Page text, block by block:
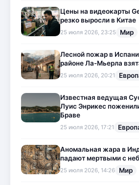
Цены на видеокарты
резко выросли в Китае
25 июля 2026, 23:25 Мир
Лесной пожар в
районе Ла-Мьерла
25 июля 2026, 20:21
Известная ведущая
Луис Энрикес
Браве
25 июля 2026, 17:21
Аномальная жара в
падают мертвыми с
25 июля 2026, 14:26 Мир